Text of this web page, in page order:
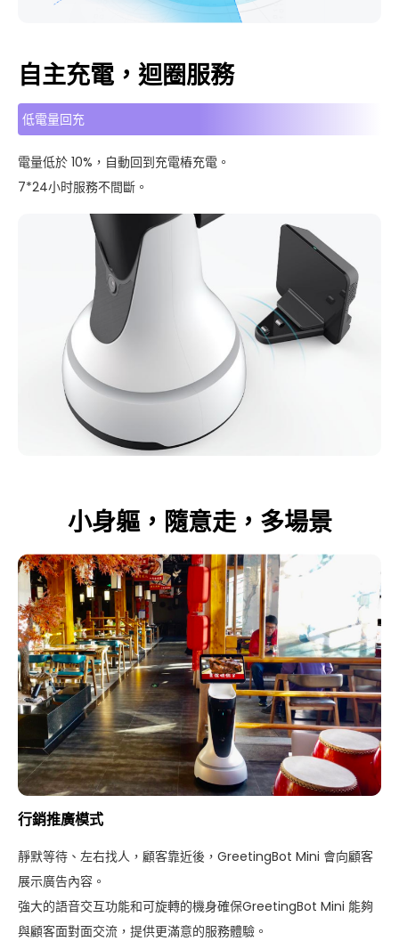
自主充電，迴圈服務
低電量回充
電量低於 10%，自動回到充電樁充電。
7*24小时服務不間斷。
小身軀，隨意走，多場景
行銷推廣模式
靜默等待、左右找人，顧客靠近後，GreetingBot Mini 會向顧客
展示廣告內容。
強大的語音交互功能和可旋轉的機身確保GreetingBot Mini 能夠
與顧客面對面交流，提供更滿意的服務體驗。